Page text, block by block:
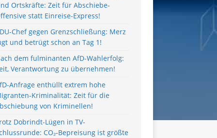
Ortskräfte: Zeit für Abschiebe-
statt Einreise-Express!
Chef gegen Grenzschließung: Merz
und betrügt schon an Tag 1!
dem fulminanten AfD-Wahlerfolg:
Verantwortung zu übernehmen!
Anfrage enthüllt extrem hohe
Kriminalität: Zeit für die
von Kriminellen!
Dobrindt-Lügen in TV-
CO₂-Bepreisung ist größte